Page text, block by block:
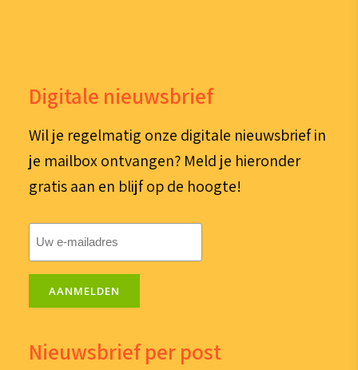
Digitale nieuwsbrief
Wil je regelmatig onze digitale nieuwsbrief in
je mailbox ontvangen? Meld je hieronder
gratis aan en blijf op de hoogte!
mailadres
AANMELDEN
Nieuwsbrief per post